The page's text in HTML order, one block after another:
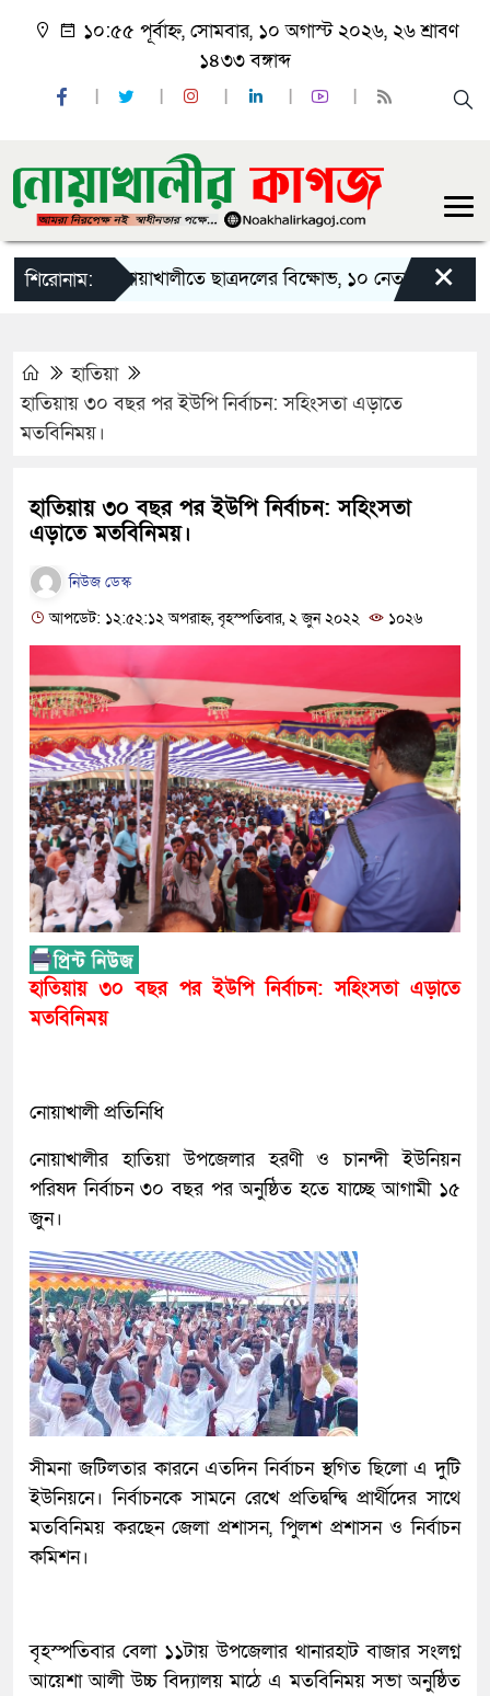
১০:৫৫ পূর্বাহ্ন, সোমবার, ১০ অগাস্ট ২০২৬, ২৬ শ্রাবণ
১৪৩৩ বঙ্গাব্দ
শিরোনাম:নোয়াখালীতে ছাত্রদলের বিক্ষোভ, ১০ নেতার পদত্যাগ×
হাতিয়া
হাতিয়ায় ৩০ বছর পর ইউপি নির্বাচন: সহিংসতা এড়াতে
মতবিনিময়।
হাতিয়ায় ৩০ বছর পর ইউপি নির্বাচন: সহিংসতা
এড়াতে মতবিনিময়।
নিউজ ডেস্ক
আপডেট: ১২:৫২:১২ অপরাহ্ন, বৃহস্পতিবার, ২ জুন ২০২২
১০২৬
হাতিয়ায় ৩০ বছর পর ইউপি নির্বাচন: সহিংসতা এড়াতে
মতবিনিময়
নোয়াখালী প্রতিনিধি
নোয়াখালীর হাতিয়া উপজেলার হরণী ও চানন্দী ইউনিয়ন
পরিষদ নির্বাচন ৩০ বছর পর অনুষ্ঠিত হতে যাচ্ছে আগামী ১৫
জুন।
সীমনা জটিলতার কারনে এতদিন নির্বাচন স্থগিত ছিলো এ দুটি
ইউনিয়নে। নির্বাচনকে সামনে রেখে প্রতিদ্বন্দ্বি প্রার্থীদের সাথে
মতবিনিময় করছেন জেলা প্রশাসন, পুিলশ প্রশাসন ও নির্বাচন
কমিশন।
বৃহস্পতিবার বেলা ১১টায় উপজেলার থানারহাট বাজার সংলগ্ন
আয়েশা আলী উচ্চ বিদ্যালয় মাঠে এ মতবিনিময় সভা অনুষ্ঠিত